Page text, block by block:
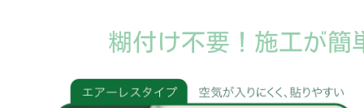
糊付け不要！施工が簡